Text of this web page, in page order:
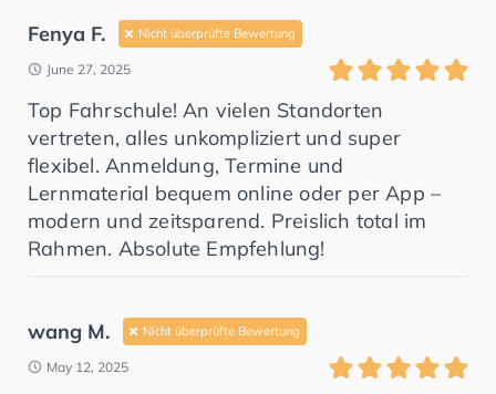
Fenya F. Nicht überprüfte Bewertung
June 27, 2025
Top Fahrschule! An vielen Standorten
vertreten, alles unkompliziert und super
flexibel. Anmeldung, Termine und
Lernmaterial bequem online oder per App –
modern und zeitsparend. Preislich total im
Rahmen. Absolute Empfehlung!
wang M. Nicht überprüfte Bewertung
May 12, 2025